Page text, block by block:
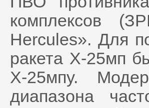
комплексов
Hercules». Для
ракета Х-25мп
Х-25мпу.
диапазона